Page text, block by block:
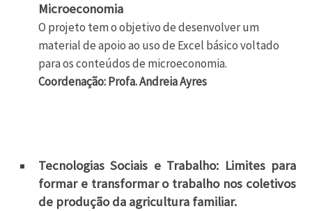
Microeconomia
O projeto tem o objetivo de desenvolver um
material de apoio ao uso de Excel básico voltado
para os conteúdos de microeconomia.
Coordenação: Profa. Andreia Ayres
Tecnologias Sociais e Trabalho: Limites para
formar e transformar o trabalho nos coletivos
de produção da agricultura familiar.